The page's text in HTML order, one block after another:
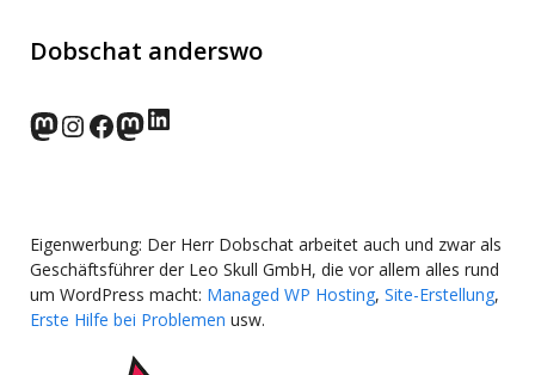
Dobschat anderswo
norden.social
Instagram
Facebook
wp-punks.social
LinkedIn
Eigenwerbung: Der Herr Dobschat arbeitet auch und zwar als
Geschäftsführer der Leo Skull GmbH, die vor allem alles rund
um WordPress macht: Managed WP Hosting, Site-Erstellung,
Erste Hilfe bei Problemen usw.